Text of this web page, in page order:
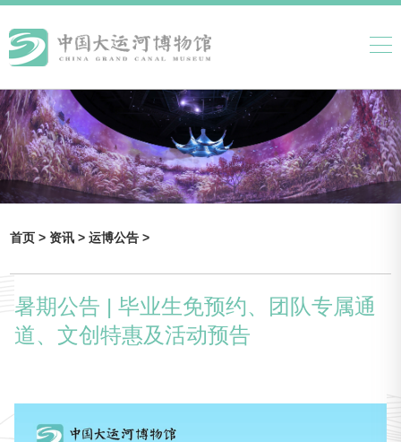
首页 >资讯 >运博公告 >
暑期公告 | 毕业生免预约、团队专属通
道、文创特惠及活动预告